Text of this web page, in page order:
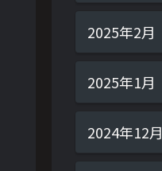
2025年2月
2025年1月
2024年12月